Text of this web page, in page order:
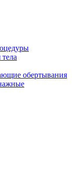
обертывания